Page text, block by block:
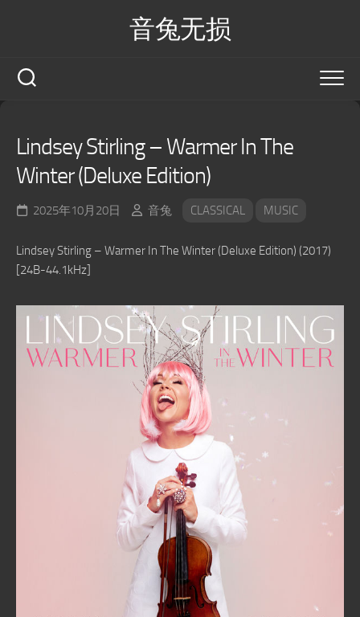
音兔无损
Lindsey Stirling – Warmer In The
Winter (Deluxe Edition)
2025年10月20日 音兔 CLASSICAL MUSIC
Lindsey Stirling – Warmer In The Winter (Deluxe Edition) (2017)
[24B-44.1kHz]